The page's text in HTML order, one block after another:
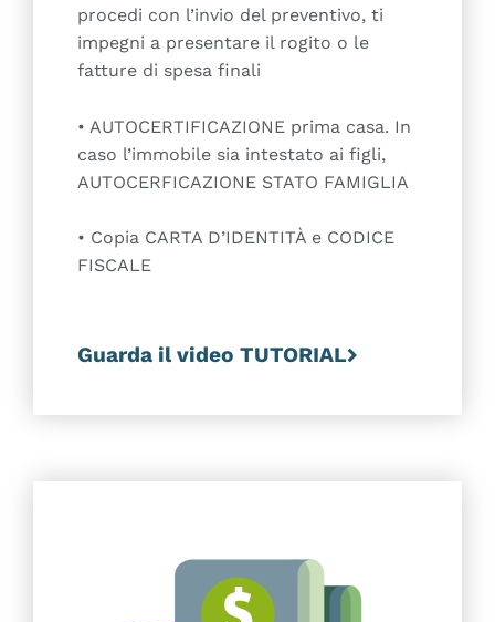
procedi con l’invio del preventivo, ti
impegni a presentare il rogito o le
fatture di spesa finali
• AUTOCERTIFICAZIONE prima casa. In
caso l’immobile sia intestato ai figli,
AUTOCERFICAZIONE STATO FAMIGLIA
• Copia CARTA D’IDENTITÀ e CODICE
FISCALE
Guarda il video TUTORIAL